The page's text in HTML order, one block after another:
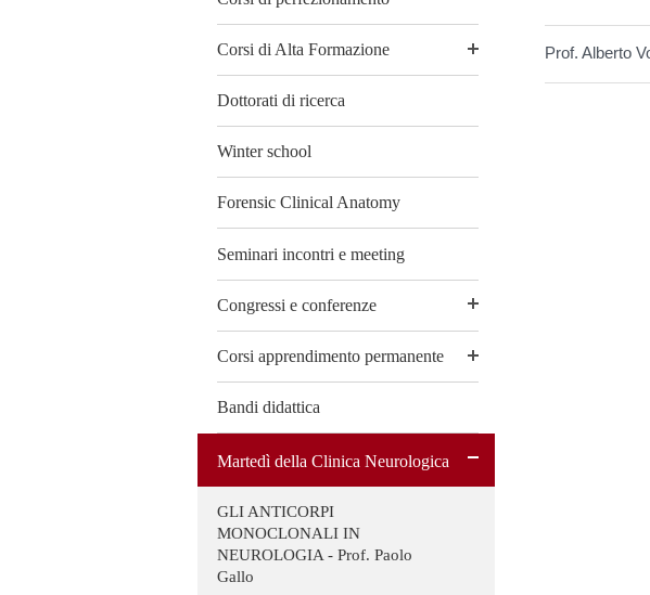
Corsi di Alta Formazione
Dottorati di ricerca
Winter school
Forensic Clinical Anatomy
Seminari incontri e meeting
Congressi e conferenze
Corsi apprendimento permanente
Bandi didattica
Martedì della Clinica Neurologica
GLI ANTICORPI
MONOCLONALI IN
NEUROLOGIA - Prof. Paolo
Gallo
Prof. Alberto